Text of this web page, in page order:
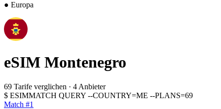
● Europa
eSIM Montenegro
69 Tarife verglichen · 4 Anbieter
$ ESIMMATCH QUERY --COUNTRY=ME --PLANS=69
Match #1